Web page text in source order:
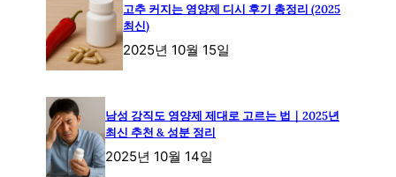
고추 커지는 영양제 디시 후기 총정리 (2025
최신)
2025년 10월 15일
남성 강직도 영양제 제대로 고르는 법｜2025년
최신 추천 & 성분 정리
2025년 10월 14일